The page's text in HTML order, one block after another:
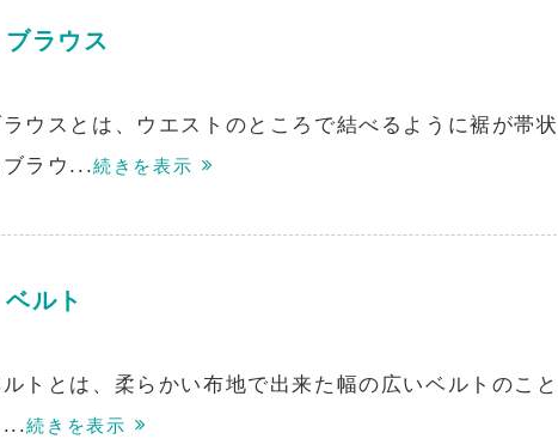
ラウス
ウスとは、ウエストのところで結べるように裾が帯状
ブラウ...続きを表示
ルト
トとは、柔らかい布地で出来た幅の広いベルトのこと
...続きを表示